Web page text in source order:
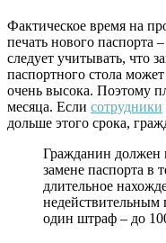
Фактическое время на
печать нового паспорта
следует учитывать, что
паспортного стола
очень высока. Поэтому
месяца. Если сотрудники
дольше этого срока,
Гражданин должен
замене паспорта в
длительное
недействительным
один штраф – до